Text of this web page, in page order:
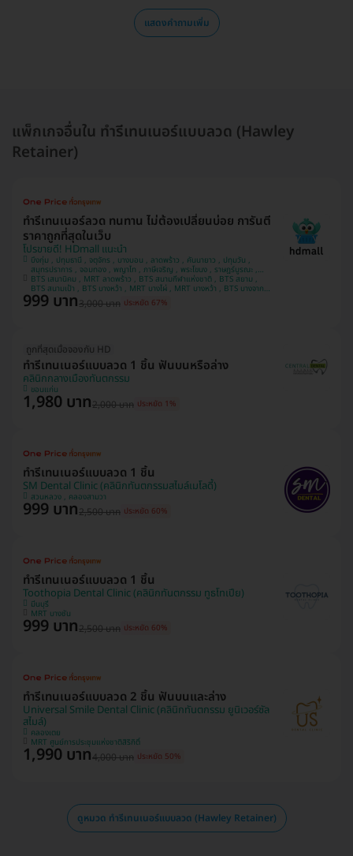
แสดงคำถามเพิ่ม
แพ็กเกจอื่นใน ทำรีเทนเนอร์แบบลวด (Hawley
Retainer)
ทำรีเทนเนอร์ลวด ทนทาน ไม่ต้องเปลี่ยนบ่อย การันตี
ราคาถูกที่สุดในเว็บ
โปรขายดี! HDmall แนะนำ
บึงกุ่ม , ปทุมธานี , จตุจักร , บางบอน , ลาดพร้าว , คันนายาว , ปทุมวัน ,
สมุทรปราการ , จอมทอง , พญาไท , ภาษีเจริญ , พระโขนง , ราษฎร์บูรณะ ,
หนองแขม , บางรัก , ราชเทวี , บริการถึงบ้าน , บางนา , คลองเตย , ตลิ่งชัน
BTS เสนานิคม , MRT ลาดพร้าว , BTS สนามกีฬาแห่งชาติ , BTS สยาม ,
BTS สนามเป้า , BTS บางหว้า , MRT บางไผ่ , MRT บางหว้า , BTS บางจาก ,
BTS พญาไท , BTS ปุณณวิถี , BTS อุดมสุข , BTS บางนา , BTS ศรีนครินทร์
, BTS สะพานควาย
999 บาท3,000 บาท ประหยัด 67%
ถูกที่สุดเมื่อจองกับ HD
ทำรีเทนเนอร์แบบลวด 1 ชิ้น ฟันบนหรือล่าง
คลินิกกลางเมืองทันตกรรม
ขอนแก่น
1,980 บาท2,000 บาท ประหยัด 1%
ทำรีเทนเนอร์แบบลวด 1 ชิ้น
SM Dental Clinic (คลินิกทันตกรรมสไมล์เมโลดี้)
สวนหลวง , คลองสามวา
999 บาท2,500 บาท ประหยัด 60%
ทำรีเทนเนอร์แบบลวด 1 ชิ้น
Toothopia Dental Clinic (คลินิกทันตกรรม ทูธโทเปีย)
มีนบุรี
MRT บางชัน
999 บาท2,500 บาท ประหยัด 60%
ทำรีเทนเนอร์แบบลวด 2 ชิ้น ฟันบนและล่าง
Universal Smile Dental Clinic (คลินิกทันตกรรม ยูนิเวอร์ซัล
สไมล์)
คลองเตย
MRT ศูนย์การประชุมแห่งชาติสิริกิติ์
1,990 บาท4,000 บาท ประหยัด 50%
ดูหมวด ทำรีเทนเนอร์แบบลวด (Hawley Retainer)